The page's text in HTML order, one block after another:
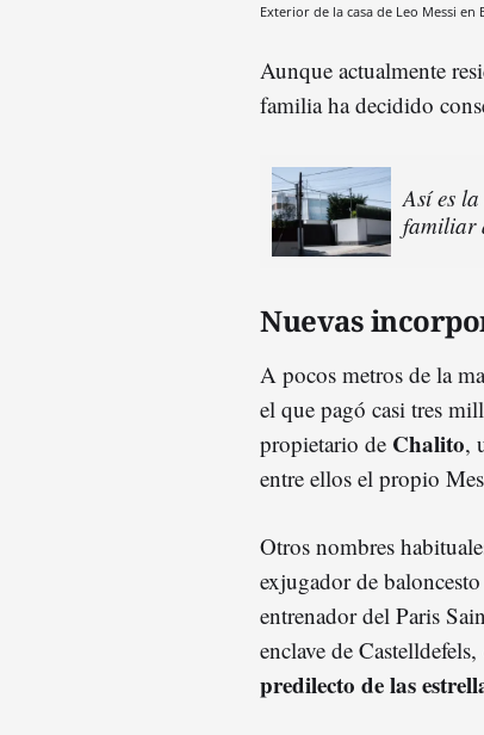
Exterior de la casa de Leo Messi en
Aunque actualmente
familia ha decidido
Así es
familiar
Nuevas
A pocos metros de la
el que pagó casi tres
propietario de Chalito,
entre ellos el propio
Otros nombres
exjugador de
entrenador del Paris
enclave de
predilecto de las